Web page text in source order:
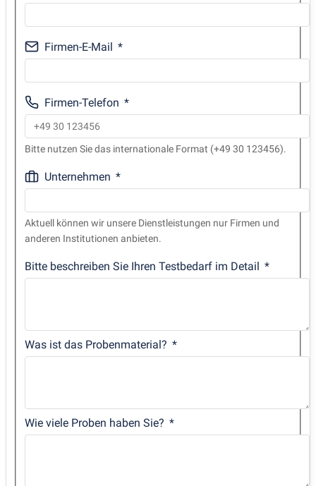
Firmen-E-Mail
Firmen-Telefon
Bitte nutzen Sie das internationale Format (+49 30 123456).
Unternehmen
Aktuell können wir unsere Dienstleistungen nur Firmen und
anderen Institutionen anbieten.
Bitte beschreiben Sie Ihren Testbedarf im Detail
Was ist das Probenmaterial?
Wie viele Proben haben Sie?